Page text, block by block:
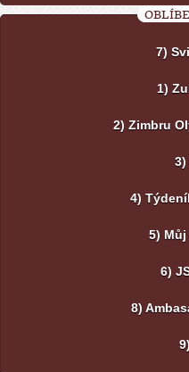
7)
1)
2) Zimbru
3)
4)
5) Můj
6)
8)